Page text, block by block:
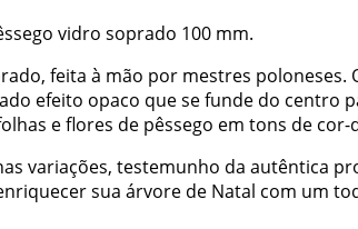
vidro soprado 100 mm.
feita à mão por mestres
efeito opaco que se funde do centro
e flores de pêssego em tons de cor-
variações, testemunho da autêntica
sua árvore de Natal com um